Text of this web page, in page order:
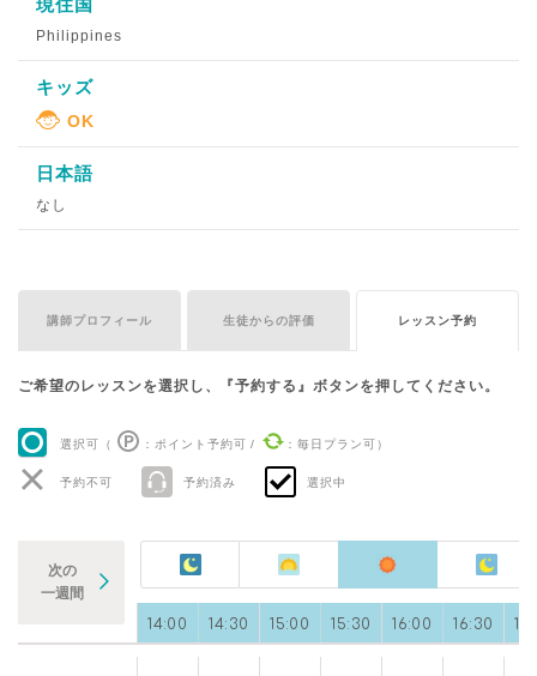
現住国
Philippines
キッズ
日本語
なし
講師プロフィール 生徒からの評価 レッスン予約
ご希望のレッスンを選択し、『予約する』ボタンを押してください。
選択可（ ：ポイント予約可 / ：毎日プラン可）
予約不可 予約済み 選択中
次の
一週間
14:00 14:30 15:00 15:30 16:00 16:30